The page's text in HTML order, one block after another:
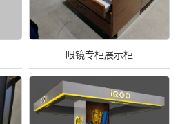
眼镜专柜展示柜